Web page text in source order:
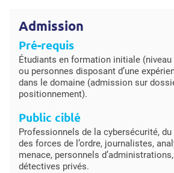
Admission
Pré-requis
Étudiants en formation initiale
ou personnes disposant d’une
dans le domaine (admission sur
positionnement).
Public ciblé
Professionnels de la cybersécurité,
des forces de l’ordre, journalistes,
menace, personnels
détectives privés.